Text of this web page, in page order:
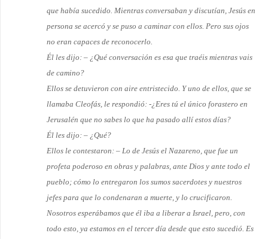
que había sucedido. Mientras conversaban y discutían, Jesús en
persona se acercó y se puso a caminar con ellos. Pero sus ojos
no eran capaces de reconocerlo.
Él les dijo: – ¿Qué conversación es esa que traéis mientras vais
de camino?
Ellos se detuvieron con aire entristecido. Y uno de ellos, que se
llamaba Cleofás, le respondió: -¿Eres tú el único forastero en
Jerusalén que no sabes lo que ha pasado allí estos días?
Él les dijo: – ¿Qué?
Ellos le contestaron: – Lo de Jesús el Nazareno, que fue un
profeta poderoso en obras y palabras, ante Dios y ante todo el
pueblo; cómo lo entregaron los sumos sacerdotes y nuestros
jefes para que lo condenaran a muerte, y lo crucificaron.
Nosotros esperábamos que él iba a liberar a Israel, pero, con
todo esto, ya estamos en el tercer día desde que esto sucedió. Es